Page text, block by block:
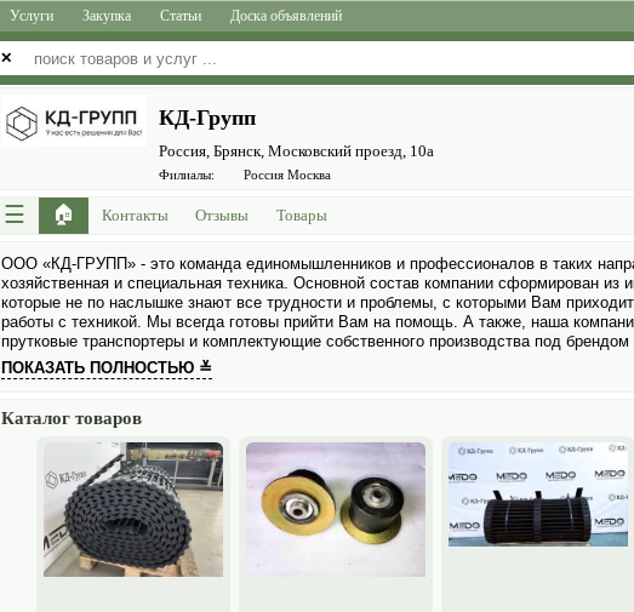
Услуги Закупка Статьи Доска объявлений
✕
КД-Групп
Россия, Брянск, Московский проезд, 10а
Филиалы: Россия Москва
☰ 🏠 Контакты Отзывы Товары
ООО «КД-ГРУПП» - это команда единомышленников и профессионалов в таких
хозяйственная и специальная техника. Основной состав компании сформирован из
которые не по наслышке знают все трудности и проблемы, с которыми Вам
работы с техникой. Мы всегда готовы прийти Вам на помощь. А также, наша
прутковые транспортеры и комплектующие собственного производства под
ПОКАЗАТЬ ПОЛНОСТЬЮ ≚
Каталог товаров